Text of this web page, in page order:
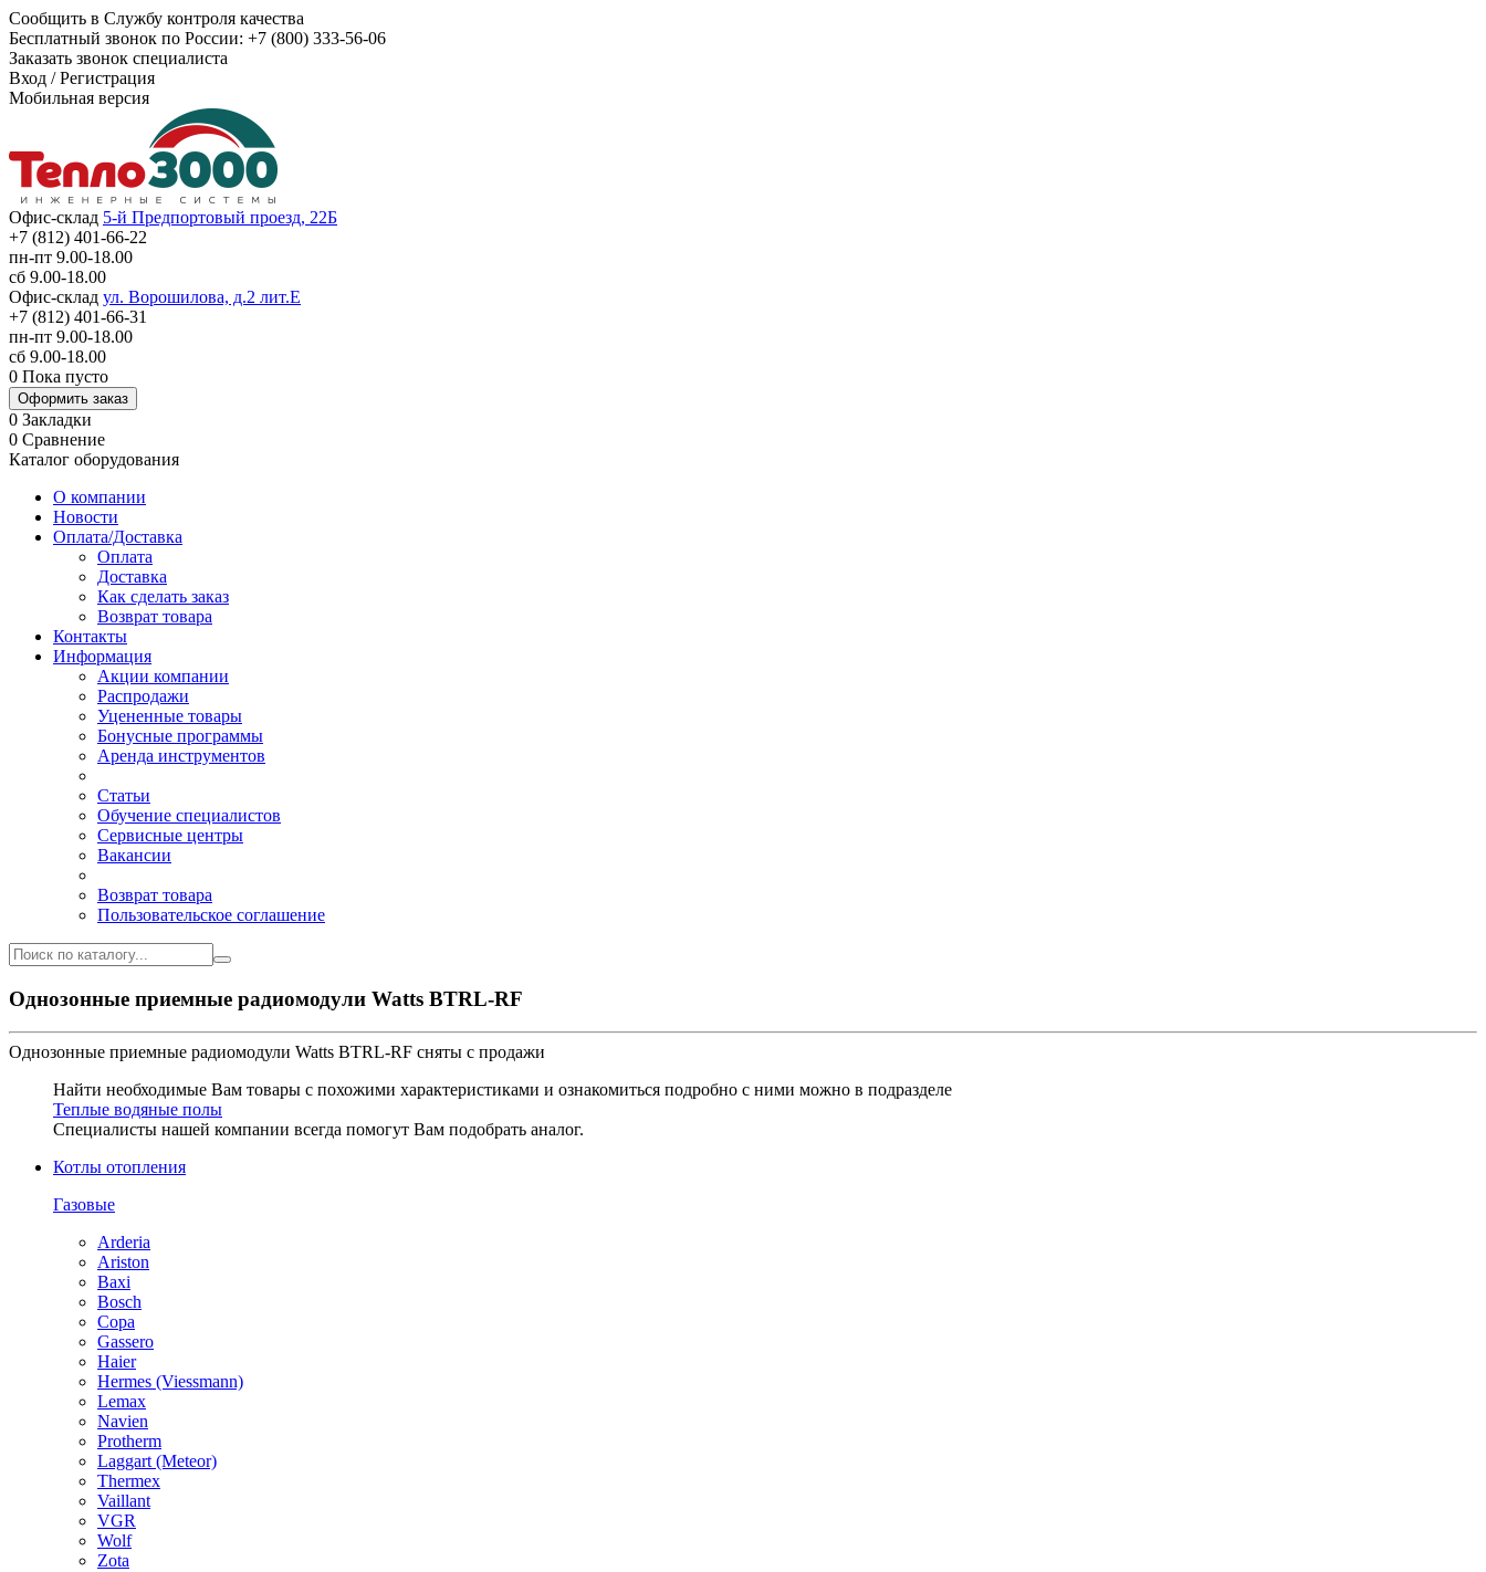
Сообщить в Службу контроля качества
Бесплатный звонок по России: +7 (800) 333-56-06
Заказать звонок специалиста
Вход /Регистрация
Мобильная версия
Офис-склад 5-й Предпортовый проезд, 22Б
+7 (812) 401-66-22
пн-пт 9.00-18.00
сб 9.00-18.00
Офис-склад ул. Ворошилова, д.2 лит.Е
+7 (812) 401-66-31
пн-пт 9.00-18.00
сб 9.00-18.00
0 Пока пусто
Оформить заказ
0 Закладки
0 Сравнение
Каталог оборудования
О компании
Новости
Оплата/Доставка
Оплата
Доставка
Как сделать заказ
Возврат товара
Контакты
Информация
Акции компании
Распродажи
Уцененные товары
Бонусные программы
Аренда инструментов
Статьи
Обучение специалистов
Сервисные центры
Вакансии
Возврат товара
Пользовательское соглашение
Однозонные приемные радиомодули Watts BTRL-RF
Однозонные приемные радиомодули Watts BTRL-RF сняты с продажи
Найти необходимые Вам товары с похожими характеристиками и ознакомиться подробно с ними можно в подразделе
Теплые водяные полы
Специалисты нашей компании всегда помогут Вам подобрать аналог.
Котлы отопления
Газовые
Arderia
Ariston
Baxi
Bosch
Copa
Gassero
Haier
Hermes (Viessmann)
Lemax
Navien
Protherm
Laggart (Meteor)
Thermex
Vaillant
VGR
Wolf
Zota